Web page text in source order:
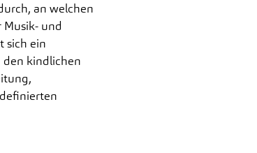
an welchen
und
sich ein
kindlichen